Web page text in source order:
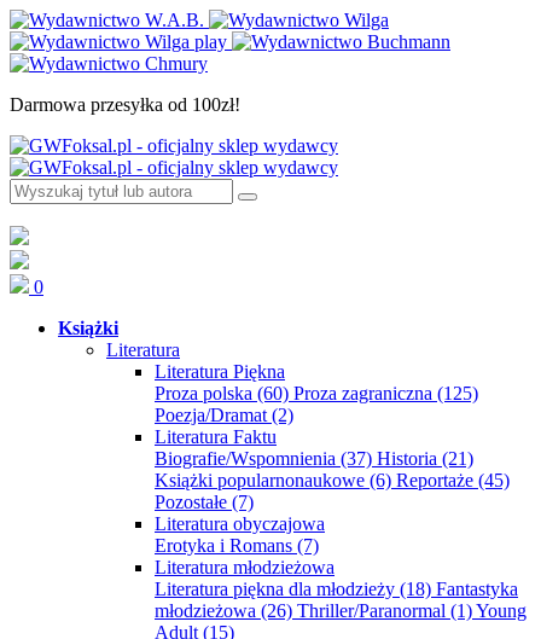
Darmowa przesyłka od 100zł!
0
Książki
Literatura
Literatura Piękna
Proza polska (60) Proza zagraniczna (125)
Poezja/Dramat (2)
Literatura Faktu
Biografie/Wspomnienia (37) Historia (21)
Książki popularnonaukowe (6) Reportaże (45)
Pozostałe (7)
Literatura obyczajowa
Erotyka i Romans (7)
Literatura młodzieżowa
Literatura piękna dla młodzieży (18) Fantastyka
młodzieżowa (26) Thriller/Paranormal (1)Young
Adult (15)